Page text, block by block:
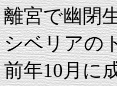
離宮で幽閉
シベリアの
前年10月に